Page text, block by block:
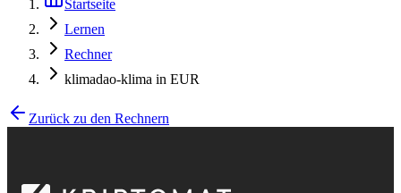
Startseite
Lernen
Rechner
klimadao-klima in EUR
Zurück zu den Rechnern